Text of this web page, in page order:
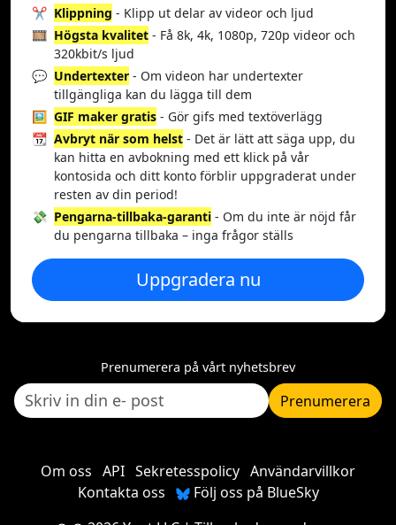
✂️ Klippning - Klipp ut delar av videor och ljud
🎞️ Högsta kvalitet - Få 8k, 4k, 1080p, 720p videor och
320kbit/s ljud
💬 Undertexter - Om videon har undertexter
tillgängliga kan du lägga till dem
🖼️ GIF maker gratis - Gör gifs med textöverlägg
📆 Avbryt när som helst - Det är lätt att säga upp, du
kan hitta en avbokning med ett klick på vår
kontosida och ditt konto förblir uppgraderat under
resten av din period!
💸 Pengarna-tillbaka-garanti - Om du inte är nöjd får
du pengarna tillbaka – inga frågor ställs
Uppgradera nu
Prenumerera på vårt nyhetsbrev
Prenumerera
Om oss API Sekretesspolicy Användarvillkor
Kontakta oss
Följ oss på BlueSky